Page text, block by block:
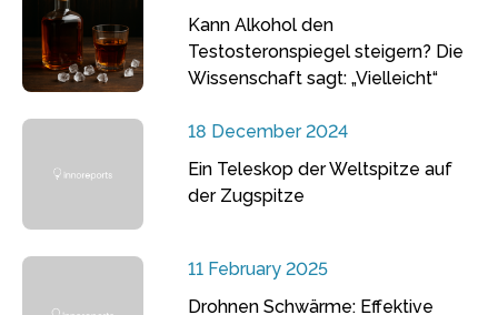
Kann Alkohol den
Testosteronspiegel steigern? Die
Wissenschaft sagt: „Vielleicht“
18 December 2024
Ein Teleskop der Weltspitze auf
der Zugspitze
11 February 2025
Drohnen Schwärme: Effektive